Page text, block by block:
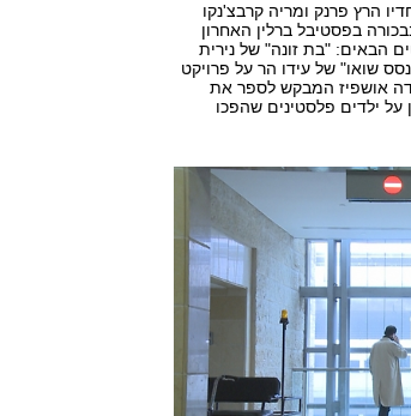
הרץ פרנק ומריה קרבצ'נקו
בפסטיבל ברלין האחרון
הבאים: "בת זונה" של נירית
שואו" של עידו הר על פרויקט
אושפיז המבקש לספר את
ילדים פלסטינים שהפכו